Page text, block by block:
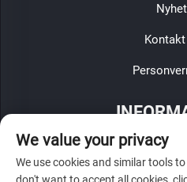
Meld deg på for å motta
We value your privacy
We use cookies and similar tools